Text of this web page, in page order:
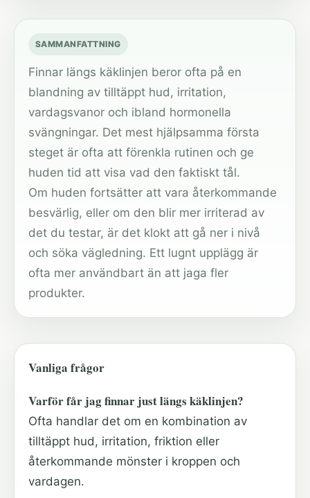
SAMMANFATTNING
Finnar längs käklinjen beror ofta på en
blandning av tilltäppt hud, irritation,
vardagsvanor och ibland hormonella
svängningar. Det mest hjälpsamma första
steget är ofta att förenkla rutinen och ge
huden tid att visa vad den faktiskt tål.
Om huden fortsätter att vara återkommande
besvärlig, eller om den blir mer irriterad av
det du testar, är det klokt att gå ner i nivå
och söka vägledning. Ett lugnt upplägg är
ofta mer användbart än att jaga fler
produkter.
Vanliga frågor
Varför får jag finnar just längs käklinjen?
Ofta handlar det om en kombination av
tilltäppt hud, irritation, friktion eller
återkommande mönster i kroppen och
vardagen.